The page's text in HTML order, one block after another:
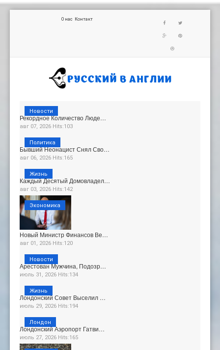
О нас Контакт
Рекордное Количество Люде…
авг 07, 2026 Hits:103
Новости
Бывший Неонацист Снял Сво…
авг 06, 2026 Hits:165
Политика
Каждый Десятый Домовладел…
авг 03, 2026 Hits:142
Жизнь
Новый Министр Финансов Ве…
авг 01, 2026 Hits:120
Экономика
Арестован Мужчина, Подозр…
июль 31, 2026 Hits:134
Новости
Лондонский Совет Выселил …
июль 29, 2026 Hits:194
Жизнь
Лондонский Аэропорт Гатви…
июль 27, 2026 Hits:165
Лондон